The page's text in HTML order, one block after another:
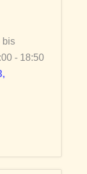
bis
- 18:50